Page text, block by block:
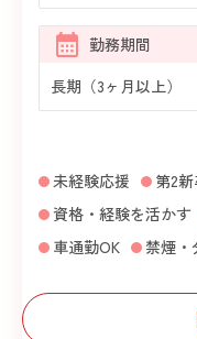
勤務期間
長期（3ヶ月以上）
未経験応援 第2
資格・経験を活かす
車通勤OK
禁煙・